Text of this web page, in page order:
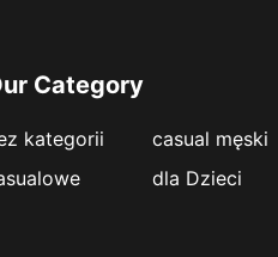
Category
kategorii
casual męski
dla Dzieci